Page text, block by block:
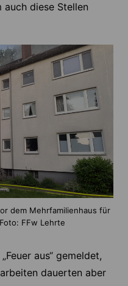
diese Stellen
dem Mehrfamilienhaus für
FFw Lehrte
aus“ gemeldet,
dauerten aber